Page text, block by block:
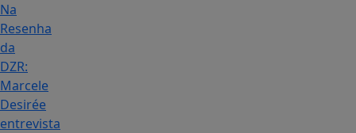
Na
Resenha
da
DZR:
Marcele
Desirée
entrevista